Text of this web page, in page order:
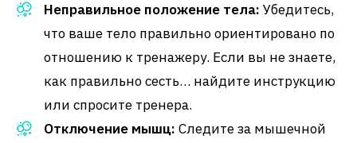
Неправильное положение тела: Убедитесь,
что ваше тело правильно ориентировано по
отношению к тренажеру. Если вы не знаете,
как правильно сесть… найдите инструкцию
или спросите тренера.
Отключение мышц: Следите за мышечной